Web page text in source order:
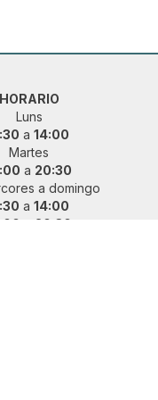
HORARIO
Luns
a 14:00
Martes
a 20:30
a domingo
a 14:00
20:30